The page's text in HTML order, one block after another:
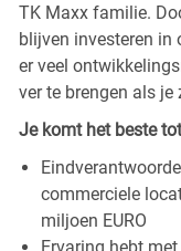
TK Maxx familie.
blijven investeren in
er veel
ver te brengen als je
Je komt het beste
commerciele
miljoen EURO
Ervaring hebt